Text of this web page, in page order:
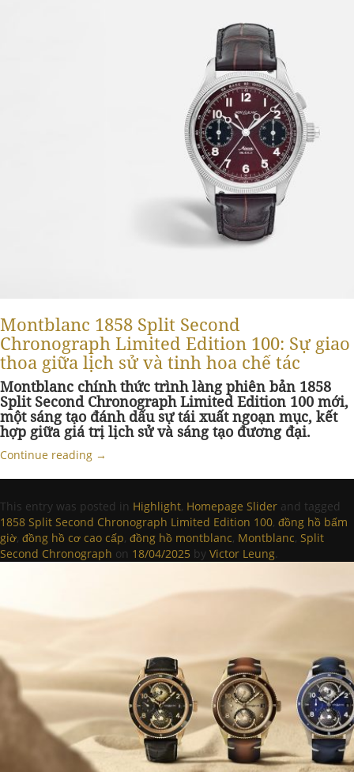
Montblanc 1858 Split Second
Chronograph Limited Edition 100: Sự giao
thoa giữa lịch sử và tinh hoa chế tác
Montblanc chính thức trình làng phiên bản 1858
Split Second Chronograph Limited Edition 100 mới,
một sáng tạo đánh dấu sự tái xuất ngoạn mục, kết
hợp giữa giá trị lịch sử và sáng tạo đương đại.
Continue reading →
This entry was posted in Highlight, Homepage Slider and tagged
1858 Split Second Chronograph Limited Edition 100, đồng hồ bấm
giờ, đồng hồ cơ cao cấp, đồng hồ montblanc, Montblanc, Split
Second Chronograph on 18/04/2025 by Victor Leung.